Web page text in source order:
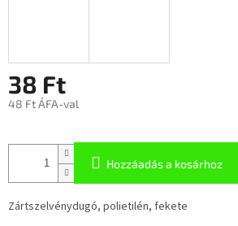
38 Ft
48 Ft ÁFA-val
Hozzáadás a kosárhoz
Zártszelvénydugó, polietilén, fekete